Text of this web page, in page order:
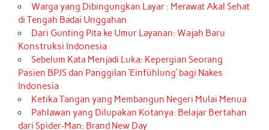
Warga yang Dibingungkan Layar : Merawat Akal Sehat
di Tengah Badai Unggahan
Dari Gunting Pita ke Umur Layanan: Wajah Baru
Konstruksi Indonesia
Sebelum Kata Menjadi Luka: Kepergian Seorang
Pasien BPJS dan Panggilan ‘Einfühlung’ bagi Nakes
Indonesia
Ketika Tangan yang Membangun Negeri Mulai Menua
Pahlawan yang Dilupakan Kotanya: Belajar Bertahan
dari Spider-Man: Brand New Day